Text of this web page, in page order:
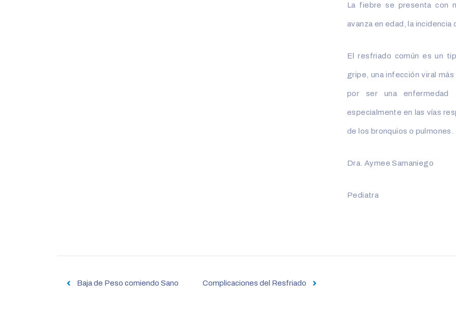
La fiebre se presenta con
avanza en edad, la incidencia
El resfriado común es un
gripe, una infección viral
por ser una enfermedad
especialmente en las vías
de los bronquios o pulmones.
Dra. Aymee Samaniego
Pediatra
entradas
Baja de Peso comiendo Sano Complicaciones del Resfriado